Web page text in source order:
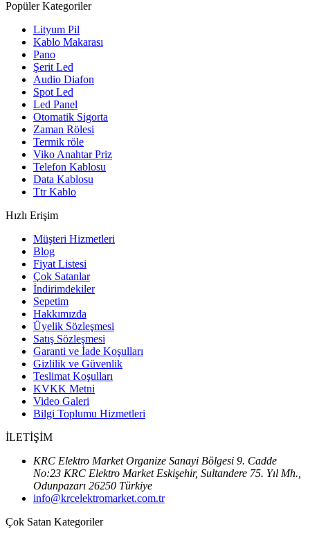
Popüler Kategoriler
Lityum Pil
Kablo Makarası
Pano
Şerit Led
Audio Diafon
Spot Led
Led Panel
Otomatik Sigorta
Zaman Rölesi
Termik röle
Viko Anahtar Priz
Telefon Kablosu
Data Kablosu
Ttr Kablo
Hızlı Erişim
Müşteri Hizmetleri
Blog
Fiyat Listesi
Çok Satanlar
İndirimdekiler
Sepetim
Hakkımızda
Üyelik Sözleşmesi
Satış Sözleşmesi
Garanti ve İade Koşulları
Gizlilik ve Güvenlik
Teslimat Koşulları
KVKK Metni
Video Galeri
Bilgi Toplumu Hizmetleri
İLETİŞİM
KRC Elektro Market Organize Sanayi Bölgesi 9. Cadde
No:23 KRC Elektro Market Eskişehir, Sultandere 75. Yıl Mh.,
Odunpazarı 26250 Türkiye
info@krcelektromarket.com.tr
Çok Satan Kategoriler